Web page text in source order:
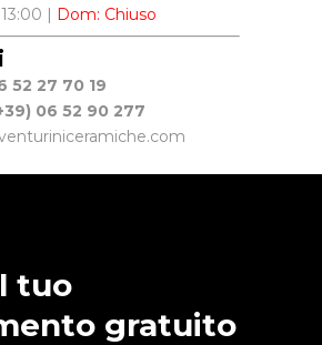
| Dom: Chiuso
52 27 70 19
06 52 90 277
tuo
gratuito